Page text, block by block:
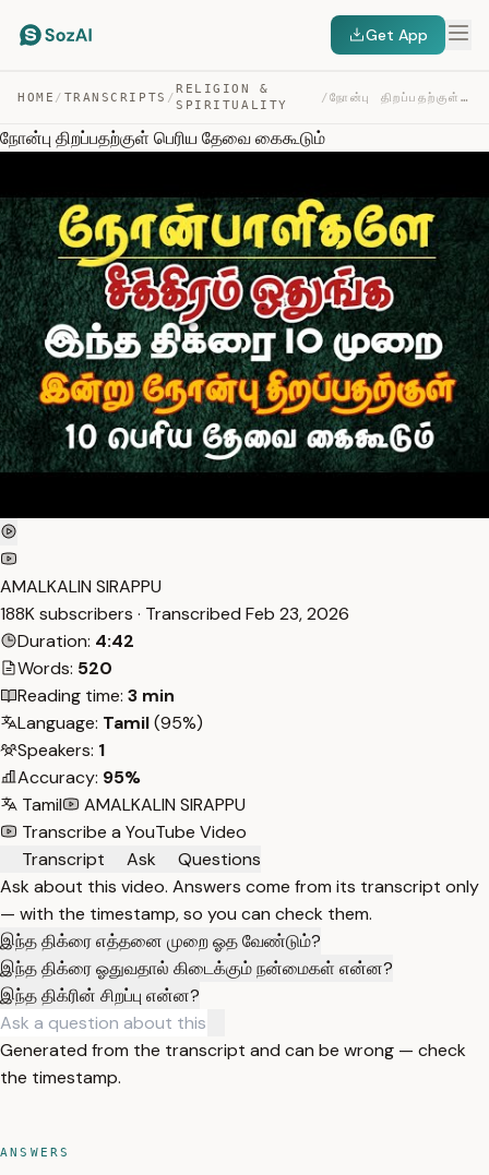
Get App
HOME / TRANSCRIPTS /
RELIGION &
SPIRITUALITY
/ நோன்பு திறப்பதற்குள் பெரிய தேவை கைகூடும் — TRANSCRIPT
நோன்பு திறப்பதற்குள் பெரிய தேவை கைகூடும்
AMALKALIN SIRAPPU
188K subscribers · Transcribed Feb 23, 2026
Duration: 4:42
Words: 520
Reading time: 3 min
Language: Tamil(95%)
Speakers: 1
Accuracy: 95%
Tamil
AMALKALIN SIRAPPU
Transcribe a YouTube Video
Transcript
Ask
Questions
Ask about this video. Answers come from its transcript only
— with the timestamp, so you can check them.
இந்த திக்ரை எத்தனை முறை ஓத வேண்டும்?
இந்த திக்ரை ஓதுவதால் கிடைக்கும் நன்மைகள் என்ன?
இந்த திக்ரின் சிறப்பு என்ன?
Generated from the transcript and can be wrong — check
the timestamp.
ANSWERS